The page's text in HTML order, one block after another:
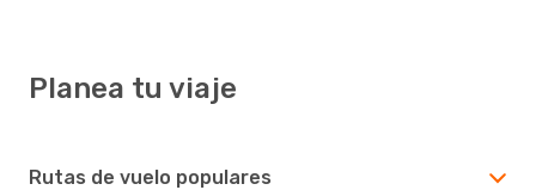
Planea tu viaje
Rutas de vuelo populares